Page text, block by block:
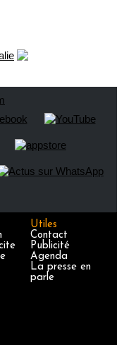
Utiles
Contact
Publicité
Agenda
La presse en
parle